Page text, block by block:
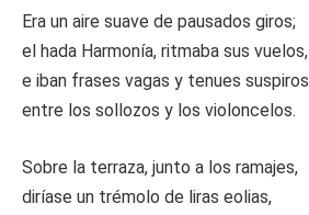
Era un aire suave de pausados giros;
el hada Harmonía, ritmaba sus vuelos,
e iban frases vagas y tenues suspiros
entre los sollozos y los violoncelos.
Sobre la terraza, junto a los ramajes,
diríase un trémolo de liras eolias,